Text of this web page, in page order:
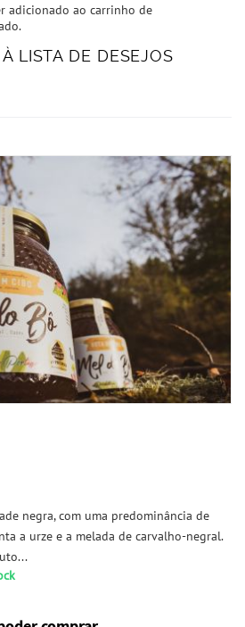
adicionado ao carrinho de
LISTA DE DESEJOS
negra, com uma predominância de
a urze e a melada de carvalho-negral.